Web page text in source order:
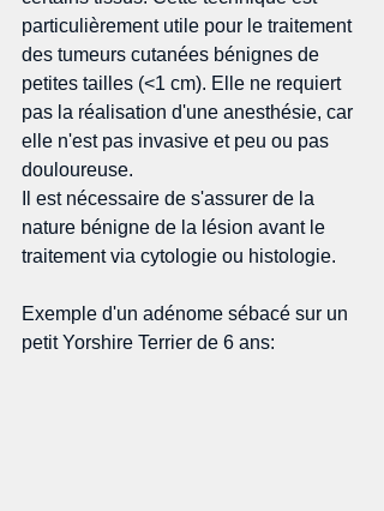
particulièrement utile pour le traitement
des tumeurs cutanées bénignes de
petites tailles (<1 cm). Elle ne requiert
pas la réalisation d'une anesthésie, car
elle n'est pas invasive et peu ou pas
douloureuse.
Il est nécessaire de s'assurer de la
nature bénigne de la lésion avant le
traitement via cytologie ou histologie.
Exemple d'un adénome sébacé sur un
petit Yorshire Terrier de 6 ans: